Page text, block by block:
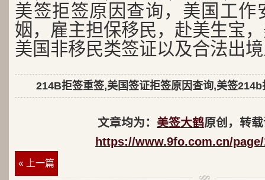
美签拒签原因查询，美国工作
姻，雇主担保移民，赴美生宝
美国非移民类签证以及合法出
214B拒签重签,美国签证拒签原因查询,美签214b
文章均为： 美签大鹤原创，转
https://www.9fo.com.cn/
« 上一篇